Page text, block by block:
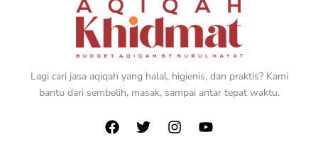
Lagi cari jasa aqiqah yang halal, higienis, dan praktis? Kami
bantu dari sembelih, masak, sampai antar tepat waktu.